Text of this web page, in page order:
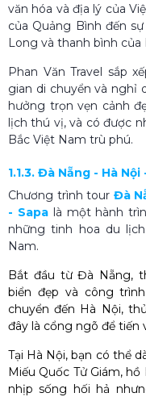
văn hóa và địa lý của
của Quảng Bình đến
Long và thanh bình của
Phan Văn Travel sắp
gian di chuyển và nghỉ
hưởng trọn vẹn cảnh
lịch thú vị, và có được
Bắc Việt Nam trù phú.
1.1.3. Đà Nẵng - Hà
Chương trình tour Đà
- Sapa là một hành
những tinh hoa du
Nam.
Bắt đầu từĐà Nẵng,
biển đẹp và công
chuyển đến Hà Nội,
đây là cổng ngõ để tiến
Tại Hà Nội, bạn có thể
Miếu Quốc Tử Giám,hồ
nhịp sống hối hả